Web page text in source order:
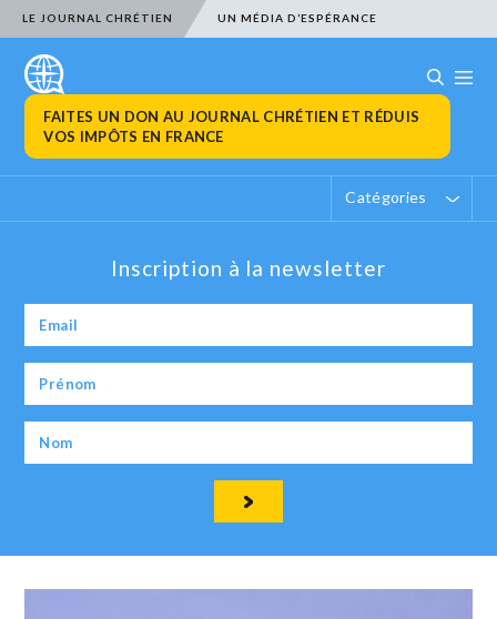
LE JOURNAL CHRÉTIEN UN MÉDIA D’ESPÉRANCE
FAITES UN DON AU JOURNAL CHRÉTIEN ET RÉDUIS
VOS IMPÔTS EN FRANCE
Catégories
Inscription à la newsletter